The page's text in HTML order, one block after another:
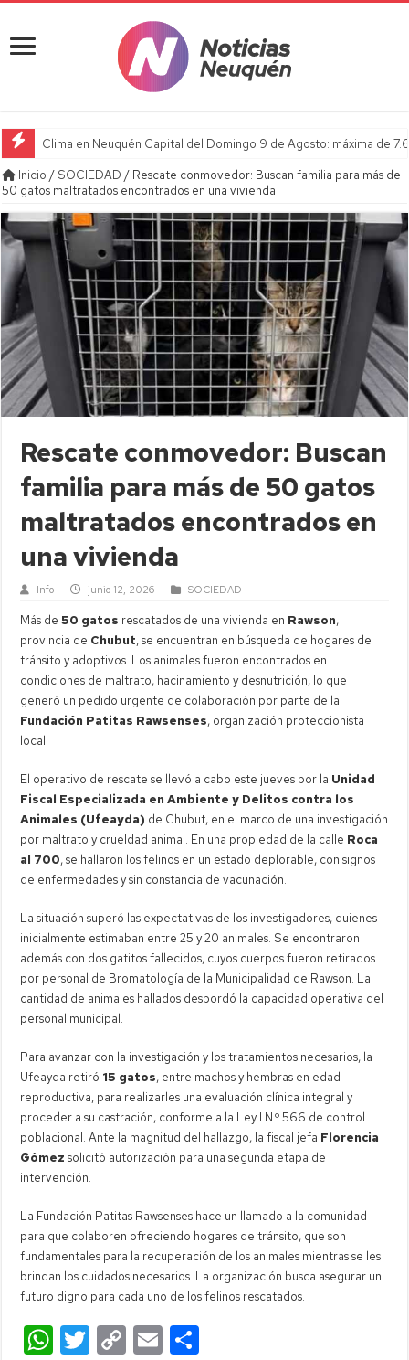
Clima en Neuquén Capital del Domingo 9 de Agosto: máxima de
Inicio / SOCIEDAD / Rescate conmovedor: Buscan familia para más de
50 gatos maltratados encontrados en una vivienda
Rescate conmovedor: Buscan
familia para más de 50 gatos
maltratados encontrados en
una vivienda
Info junio 12, 2026 SOCIEDAD
Más de50 gatos rescatados de una vivienda en Rawson,
provincia de Chubut, se encuentran en búsqueda de hogares de
tránsito y adoptivos. Los animales fueron encontrados en
condiciones de maltrato, hacinamiento y desnutrición, lo que
generó un pedido urgente de colaboración por parte de la
Fundación Patitas Rawsenses, organización proteccionista
local.
El operativo de rescate se llevó a cabo este jueves por la Unidad
Fiscal Especializada en Ambiente y Delitos contra los
Animales (Ufeayda) de Chubut, en el marco de una investigación
por maltrato y crueldad animal. En una propiedad de la calle Roca
al 700, se hallaron los felinos en un estado deplorable, con signos
de enfermedades y sin constancia de vacunación.
La situación superó las expectativas de los investigadores, quienes
inicialmente estimaban entre 25 y 20 animales. Se encontraron
además con dos gatitos fallecidos, cuyos cuerpos fueron retirados
por personal de Bromatología de la Municipalidad de Rawson. La
cantidad de animales hallados desbordó la capacidad operativa del
personal municipal.
Para avanzar con la investigación y los tratamientos necesarios, la
Ufeayda retiró 15 gatos, entre machos y hembras en edad
reproductiva, para realizarles una evaluación clínica integral y
proceder a su castración, conforme a la Ley I N.º 566 de control
poblacional. Ante la magnitud del hallazgo, la fiscal jefa Florencia
Gómez solicitó autorización para una segunda etapa de
intervención.
La Fundación Patitas Rawsenses hace un llamado a la comunidad
para que colaboren ofreciendo hogares de tránsito, que son
fundamentales para la recuperación de los animales mientras se les
brindan los cuidados necesarios. La organización busca asegurar un
futuro digno para cada uno de los felinos rescatados.
W T C E